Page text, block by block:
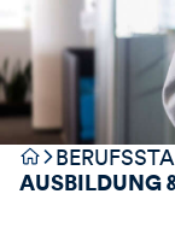
AUSBILDUNG